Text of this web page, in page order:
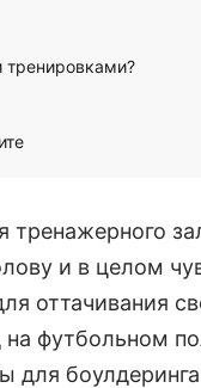
тренировками?
и в целом
оттачивания
футбольном
для